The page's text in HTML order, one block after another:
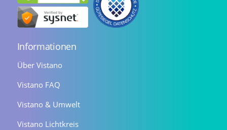
Informationen
Über Vistano
Vistano FAQ
Vistano & Umwelt
Vistano Lichtkreis